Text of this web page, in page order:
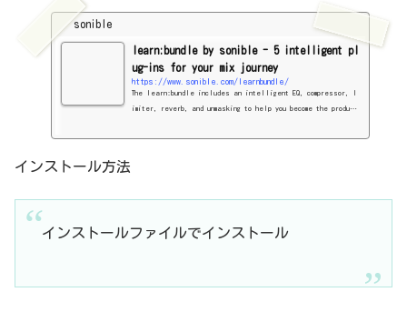
sonible
learn:bundle by sonible - 5 intelligent pl
ug-ins for your mix journey
https://www.sonible.com/learnbundle/
The learn:bundle includes an intelligent EQ, compressor, l
imiter, reverb, and unmasking to help you become the produce
インストール方法
インストールファイルでインストール